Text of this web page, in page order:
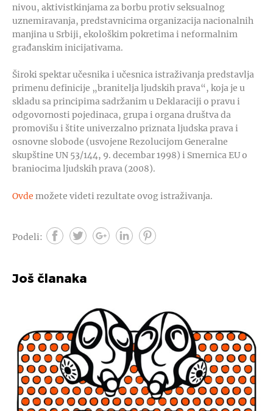
nivou, aktivistkinjama za borbu protiv seksualnog
uznemiravanja, predstavnicima organizacija nacionalnih
manjina u Srbiji, ekološkim pokretima i neformalnim
građanskim inicijativama.
Široki spektar učesnika i učesnica istraživanja predstavlja
primenu definicije „branitelja ljudskih prava“, koja je u
skladu sa principima sadržanim u Deklaraciji o pravu i
odgovornosti pojedinaca, grupa i organa društva da
promovišu i štite univerzalno priznata ljudska prava i
osnovne slobode (usvojene Rezolucijom Generalne
skupštine UN 53/144, 9. decembar 1998) i Smernica EU o
braniocima ljudskih prava (2008).
Ovde možete videti rezultate ovog istraživanja.
Podeli:
Još članaka